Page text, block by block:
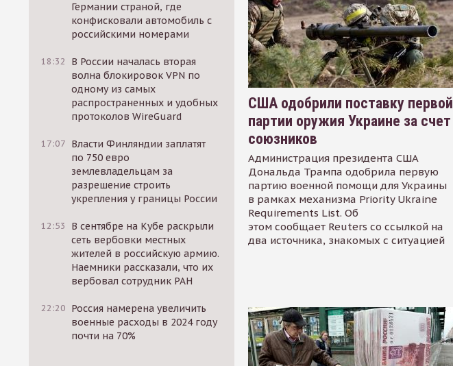
Германии страной, где
конфисковали автомобиль с
российскими номерами
18:32
В России началась вторая
волна блокировок VPN по
одному из самых
распространенных и удобных
протоколов WireGuard
17:07 Власти Финляндии заплатят
по 750 евро
землевладельцам за
разрешение строить
укрепления у границы России
12:53
В сентябре на Кубе раскрыли
сеть вербовки местных
жителей в российскую армию.
Наемники рассказали, что их
вербовал сотрудник РАН
22:20 Россия намерена увеличить
военные расходы в 2024 году
почти на 70%
США одобрили поставку первой
партии оружия Украине за счет
союзников
Администрация президента США
Дональда Трампа одобрила первую
партию военной помощи для Украины
в рамках механизма Priority Ukraine
Requirements List. Об
этом сообщает Reuters со ссылкой на
два источника, знакомых с ситуацией